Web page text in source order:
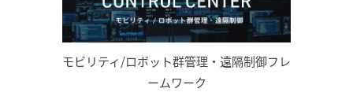
モビリティ/ロボット群管理・遠隔制御フレ
ームワーク